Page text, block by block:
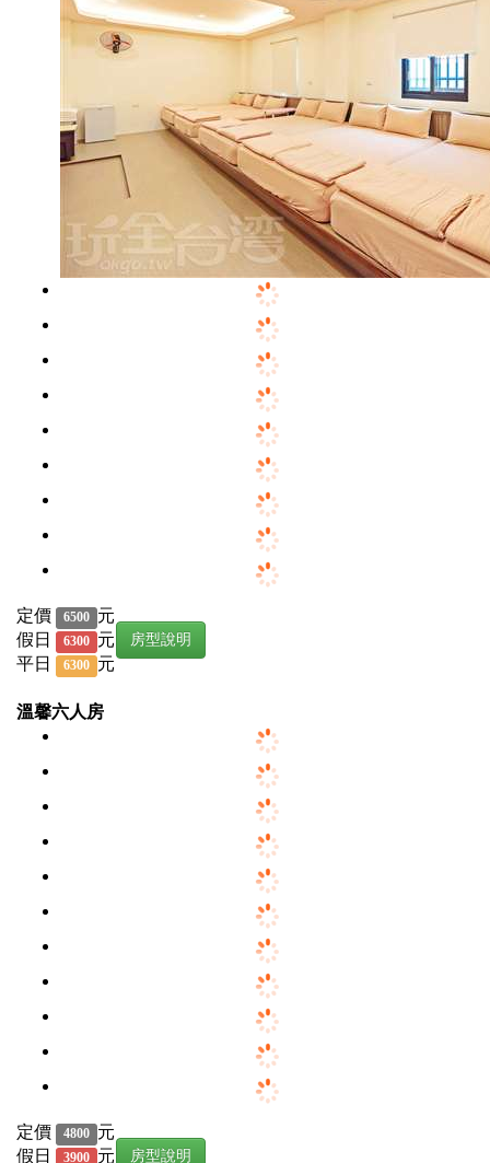
定價 6500 元
假日
6300 元
平日
6300 元
房型說明
溫馨六人房
定價 4800 元
假日
3900 元
房型說明